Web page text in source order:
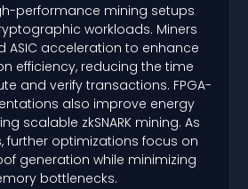
performance mining setups
workloads. Miners
ASIC acceleration to enhance
efficiency, reducing the time
and verify transactions. FPGA-
also improve energy
scalable zkSNARK mining. As
further optimizations focus on
generation while minimizing
bottlenecks.